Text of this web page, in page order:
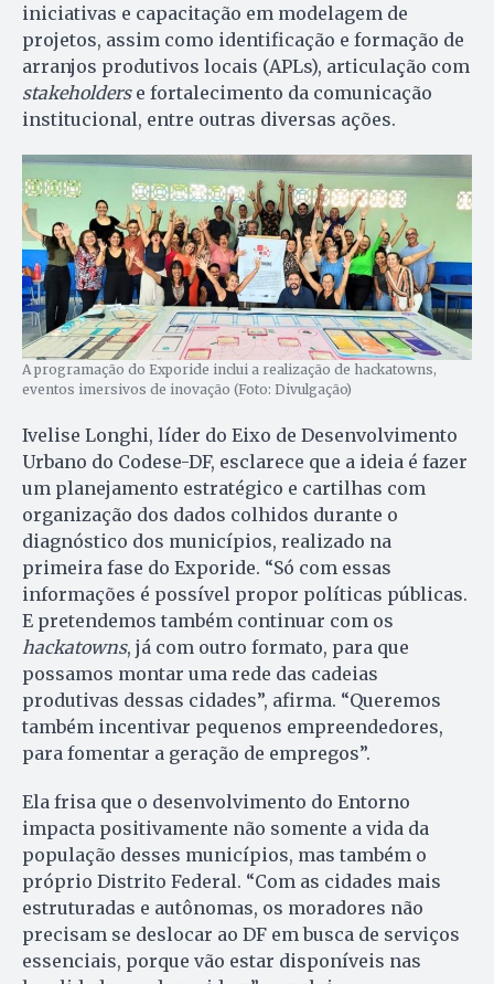
iniciativas e capacitação em modelagem de
projetos, assim como identificação e formação de
arranjos produtivos locais (APLs), articulação com
stakeholderse fortalecimento da comunicação
institucional, entre outras diversas ações.
A programação do Exporide inclui a realização de hackatowns,
eventos imersivos de inovação (Foto: Divulgação)
Ivelise Longhi, líder do Eixo de Desenvolvimento
Urbano do Codese-DF, esclarece que a ideia é fazer
um planejamento estratégico e cartilhas com
organização dos dados colhidos durante o
diagnóstico dos municípios, realizado na
primeira fase do Exporide. “Só com essas
informações é possível propor políticas públicas.
E pretendemos também continuar com os
hackatowns, já com outro formato, para que
possamos montar uma rede das cadeias
produtivas dessas cidades”, afirma. “Queremos
também incentivar pequenos empreendedores,
para fomentar a geração de empregos”.
Ela frisa que o desenvolvimento do Entorno
impacta positivamente não somente a vida da
população desses municípios, mas também o
próprio Distrito Federal. “Com as cidades mais
estruturadas e autônomas, os moradores não
precisam se deslocar ao DF em busca de serviços
essenciais, porque vão estar disponíveis nas